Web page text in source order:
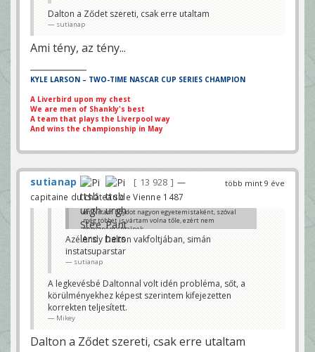
Dalton a Ződet szereti, csak erre utaltam
sutianap
Ami tény, az tény...
KYLE LARSON – TWO-TIME NASCAR CUP SERIES CHAMPION
A Liverbird upon my chest
We are men of Shankly's best
A team that plays the Liverpool way
And wins the championship in May
több mint 9 éve
sutianap 13 928
—
capitaine du château de Vienne 1487
én bírtam Boydot nagyon egyetemistaként, szóval
még többet is vártam volna tőle, ezért nem
nevezném stealnek.
Höri
Azé Andy Dalton vakfoltjában, simán
instatsuparstar
sutianap
A legkevésbé Daltonnal volt idén probléma, sőt, a
körülményekhez képest szerintem kifejezetten
korrekten teljesített.
Mikey
Dalton a Ződet szereti, csak erre utaltam